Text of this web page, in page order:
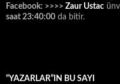
Facebook: >>>> Zaur Ustac
saat 23:40:00 da bitir.
“YAZARLAR”IN BU SAYI